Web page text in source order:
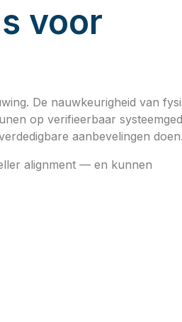
voor
De nauwkeurigheid van
op verifieerbaar
aanbevelingen doen.
alignment — en kunnen